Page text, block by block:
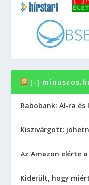
[-]
Rabobank: AI-ra
Kiszivárgott:
Az Amazon elérte
Kiderült, hogy